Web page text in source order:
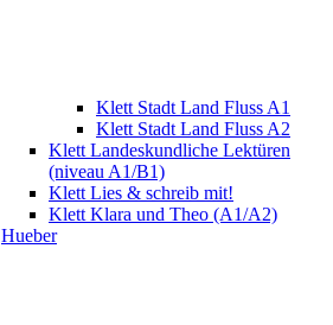
Klett Stadt Land Fluss A1
Klett Stadt Land Fluss A2
Klett Landeskundliche Lektüren
(niveau A1/B1)
Klett Lies & schreib mit!
Klett Klara und Theo (A1/A2)
Hueber